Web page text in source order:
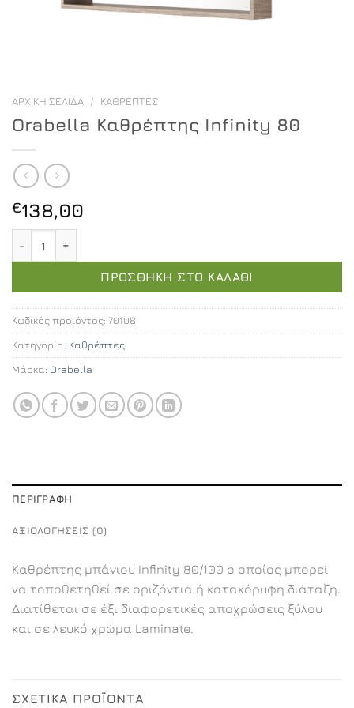
ΑΡΧΙΚΉ ΣΕΛΊΔΑ / ΚΑΘΡΈΠΤΕΣ
Orabella Καθρέπτης Infinity 80
€138,00
ΠΡΟΣΘΉΚΗ ΣΤΟ ΚΑΛΆΘΙ
Κωδικός προϊόντος: 70108
Κατηγορία: Καθρέπτες
Μάρκα: Orabella
ΠΕΡΙΓΡΑΦΉ
ΑΞΙΟΛΟΓΉΣΕΙΣ (0)
Καθρέπτης μπάνιου Infinity 80/100 ο οποίος μπορεί
να τοποθετηθεί σε οριζόντια ή κατακόρυφη διάταξη.
Διατίθεται σε έξι διαφορετικές αποχρώσεις ξύλου
και σε λευκό χρώμα Laminate.
ΣΧΕΤΙΚΆ ΠΡΟΪΌΝΤΑ